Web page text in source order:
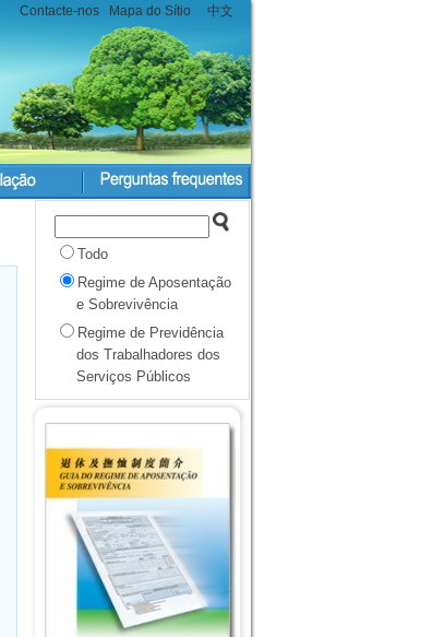
Contacte-nos Mapa do Sítio 中文
Todo
Regime de Aposentação
e Sobrevivência
Regime de Previdência
dos Trabalhadores dos
Serviços Públicos